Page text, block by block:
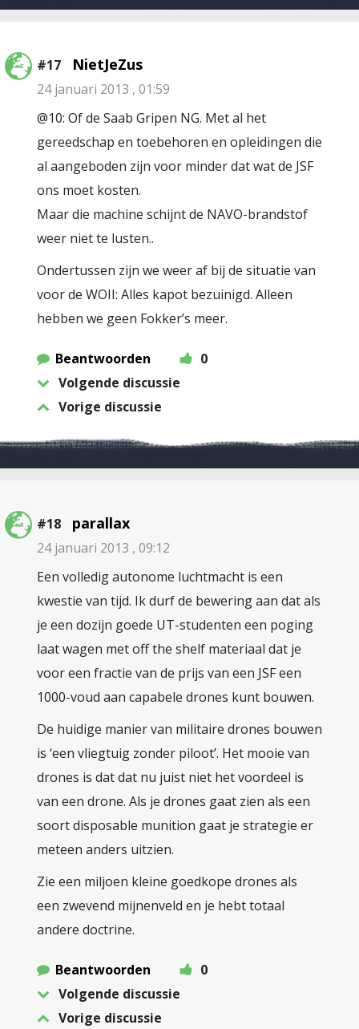
#17 NietJeZus
24 januari 2013 , 01:59
@10: Of de Saab Gripen NG. Met al het
gereedschap en toebehoren en opleidingen die
al aangeboden zijn voor minder dat wat de JSF
ons moet kosten.
Maar die machine schijnt de NAVO-brandstof
weer niet te lusten..
Ondertussen zijn we weer af bij de situatie van
voor de WOII: Alles kapot bezuinigd. Alleen
hebben we geen Fokker’s meer.
Beantwoorden
0
Volgende discussie
Vorige discussie
#18 parallax
24 januari 2013 , 09:12
Een volledig autonome luchtmacht is een
kwestie van tijd. Ik durf de bewering aan dat als
je een dozijn goede UT-studenten een poging
laat wagen met off the shelf materiaal dat je
voor een fractie van de prijs van een JSF een
1000-voud aan capabele drones kunt bouwen.
De huidige manier van militaire drones bouwen
is ‘een vliegtuig zonder piloot’. Het mooie van
drones is dat dat nu juist niet het voordeel is
van een drone. Als je drones gaat zien als een
soort disposable munition gaat je strategie er
meteen anders uitzien.
Zie een miljoen kleine goedkope drones als
een zwevend mijnenveld en je hebt totaal
andere doctrine.
Beantwoorden
0
Volgende discussie
Vorige discussie